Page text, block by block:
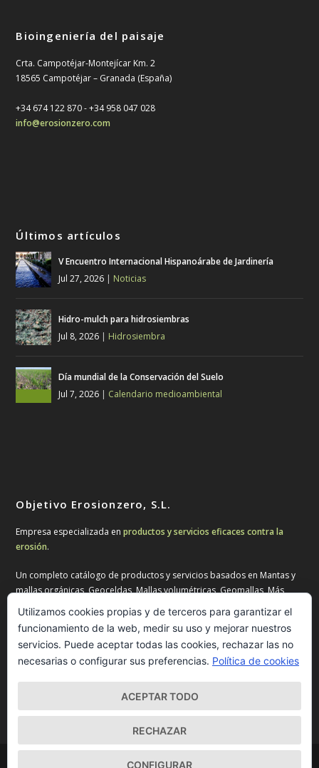
Bioingeniería del paisaje
Crta. Campotéjar-Montejícar Km. 2
18565 Campotéjar – Granada (España)
+34 674 122 870 - ‎+34 958 047 028
info@erosionzero.com
Últimos artículos
V Encuentro Internacional Hispanoárabe de Jardinería
Jul 27, 2026 | Noticias
Hidro-mulch para hidrosiembras
Jul 8, 2026 | Hidrosiembra
Día mundial de la Conservación del Suelo
Jul 7, 2026 | Calendario medioambiental
Objetivo Erosionzero, S.L.
Empresa especializada enproductos y servicios eficaces contra la
erosión.
Un completo catálogo de productos y servicios basados en Mantas y
mallas orgánicas, Geoceldas, Mallas volumétricas, Geomallas, Más
Geosintéticos, Biorrollos, colchones y gaviones, Hidrosiembra,
Cubiertas vegetadas, Tratamiento de aguas, Pavimentos ecológicos y
Productos para jardinería.
Productos, fruto de la innovación y de una experiencia pionera en
España y un asesoramiento técnico personalizado.
© 2026 Agencia DISEO |Posicionamiento SEO
Utilizamos cookies propias y de terceros para garantizar el
funcionamiento de la web, medir su uso y mejorar nuestros
servicios. Puede aceptar todas las cookies, rechazar las no
necesarias o configurar sus preferencias. Política de cookies
ACEPTAR TODO
RECHAZAR
CONFIGURAR